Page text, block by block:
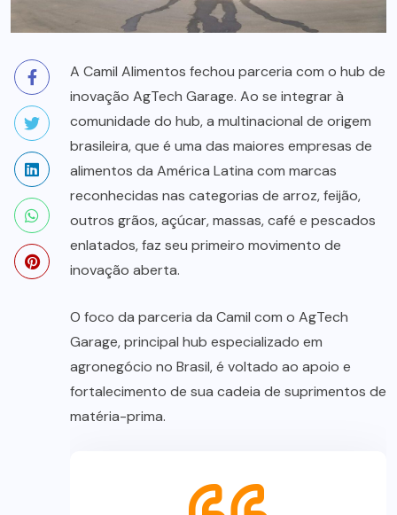
A Camil Alimentos fechou parceria com o hub de
inovação AgTech Garage. Ao se integrar à
comunidade do hub, a multinacional de origem
brasileira, que é uma das maiores empresas de
alimentos da América Latina com marcas
reconhecidas nas categorias de arroz, feijão,
outros grãos, açúcar, massas, café e pescados
enlatados, faz seu primeiro movimento de
inovação aberta.
O foco da parceria da Camil com o AgTech
Garage, principal hub especializado em
agronegócio no Brasil, é voltado ao apoio e
fortalecimento de sua cadeia de suprimentos de
matéria-prima.